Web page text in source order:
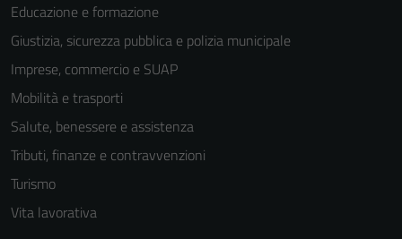
Educazione e formazione
Giustizia, sicurezza pubblica e polizia municipale
Imprese, commercio e SUAP
Mobilità e trasporti
Salute, benessere e assistenza
Tributi, finanze e contravvenzioni
Turismo
Vita lavorativa
sono necessari